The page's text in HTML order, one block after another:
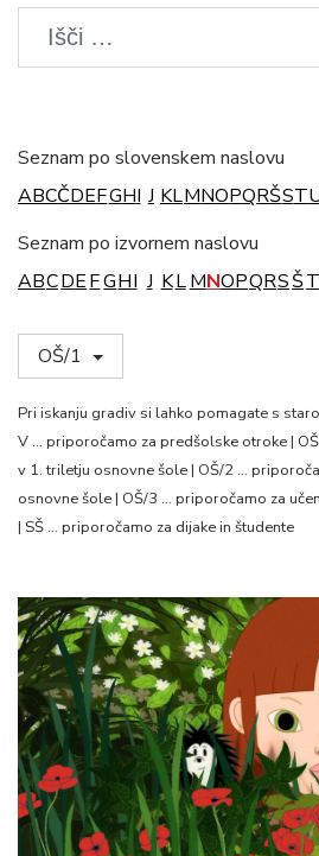
Seznam po slovenskem naslovu
ABCČDEFGHI J KLMNOPQRŠST
Seznam po izvornem naslovu
ABCDEFGHI J KLMNOPQRSŠT
OŠ/1
Pri iskanju gradiv si lahko pomagate s
V … priporočamo za predšolske otroke |
v 1. triletju osnovne šole | OŠ/2 …
osnovne šole | OŠ/3 … priporočamo za
| SŠ … priporočamo za dijake in študente